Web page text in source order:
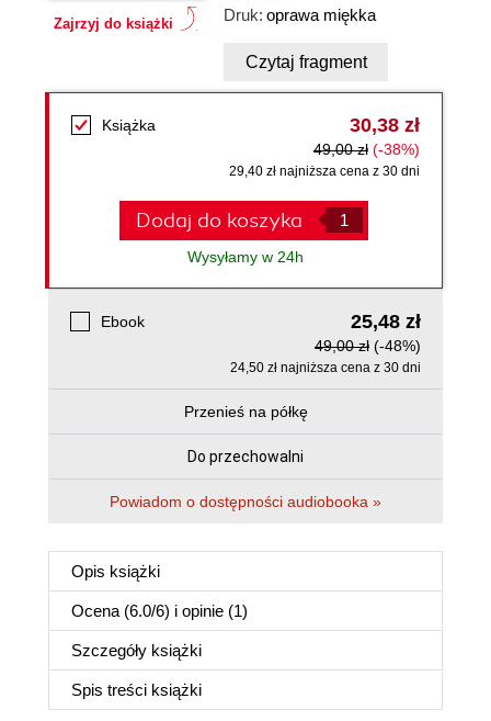
Zajrzyj do książki
Druk: oprawa miękka
Czytaj fragment
Książka 30,38 zł
49,00 zł (-38%)
29,40 zł najniższa cena z 30 dni
Dodaj do koszyka
Wysyłamy w 24h
Ebook 25,48 zł
49,00 zł (-48%)
24,50 zł najniższa cena z 30 dni
Przenieś na półkę
Do przechowalni
Powiadom o dostępności audiobooka »
Opis książki
Ocena (6.0/6) i opinie (1)
Szczegóły książki
Spis treści książki